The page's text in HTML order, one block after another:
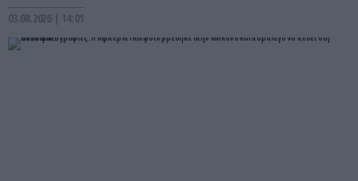
03.08.2026 | 14:01